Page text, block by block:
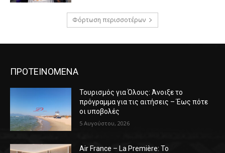
Φόρτωση περισσοτέρων
ΠΡΟΤΕΙΝΟΜΕΝΑ
Τουρισμός για Όλους: Άνοιξε το
πρόγραμμα για τις αιτήσεις – Έως πότε
οι υποβολές
5 Αυγούστου, 2026
Air France – La Première: Το